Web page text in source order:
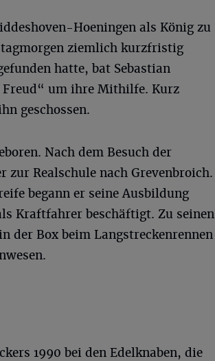
Hoeningen als König zu
ziemlich kurzfristig
hatte, bat Sebastian
Freud“ um ihre Mithilfe. Kurz
geschossen.
Nach dem Besuch der
zur Realschule nach Grevenbroich.
begann er seine Ausbildung
Kraftfahrer beschäftigt. Zu seinen
der Box beim Langstreckenrennen
1990 bei den Edelknaben, die